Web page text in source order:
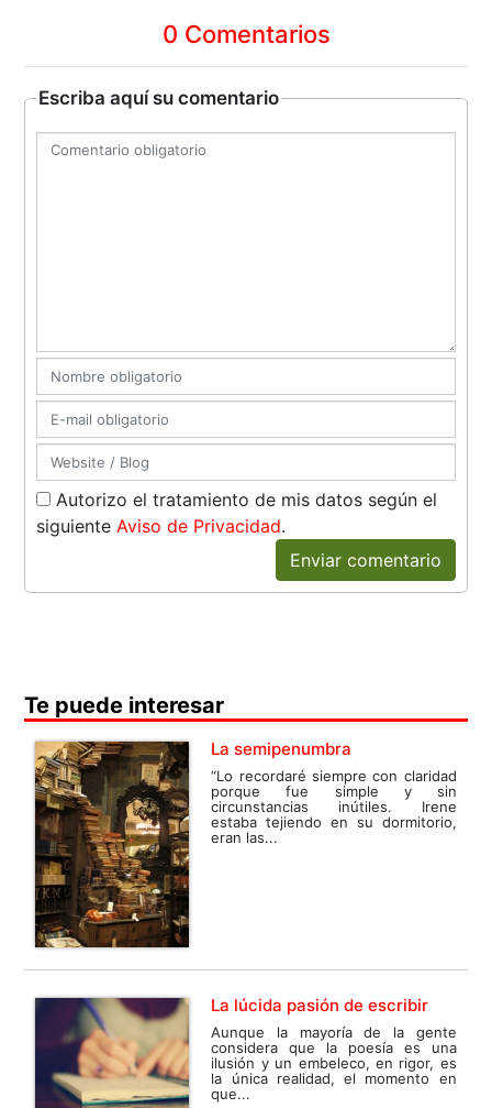
0 Comentarios
Escriba aquí su comentario
Autorizo el tratamiento de mis datos según el
siguienteAviso de Privacidad.
Enviar comentario
Te puede interesar
La semipenumbra
“Lo recordaré siempre con claridad
porque fue simple y sin
circunstancias inútiles. Irene
estaba tejiendo en su dormitorio,
eran las...
La lúcida pasión de escribir
Aunque la mayoría de la gente
considera que la poesía es una
ilusión y un embeleco, en rigor, es
la única realidad, el momento en
que...